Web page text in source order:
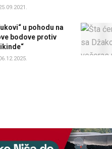
u pohodu na
bodove protiv